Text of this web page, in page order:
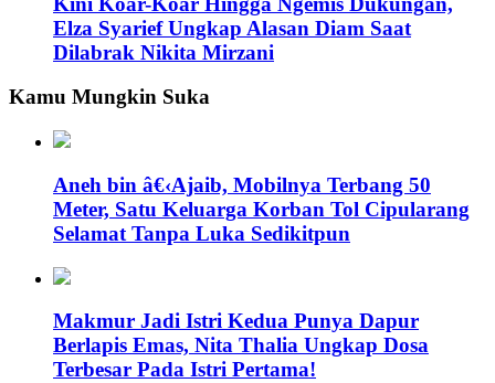
Elza Syarief Ungkap Alasan Diam Saat
Dilabrak Nikita Mirzani
Kamu Mungkin Suka
Aneh bin â€‹Ajaib, Mobilnya Terbang 50
Meter, Satu Keluarga Korban Tol Cipularang
Selamat Tanpa Luka Sedikitpun
Makmur Jadi Istri Kedua Punya Dapur
Berlapis Emas, Nita Thalia Ungkap Dosa
Terbesar Pada Istri Pertama!